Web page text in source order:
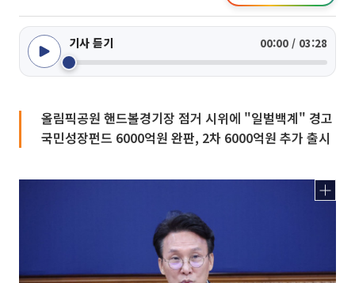
기사 듣기 00:00 / 03:28
올림픽공원 핸드볼경기장 점거 시위에 "일벌백계" 경고
국민성장펀드 6000억원 완판, 2차 6000억원 추가 출시